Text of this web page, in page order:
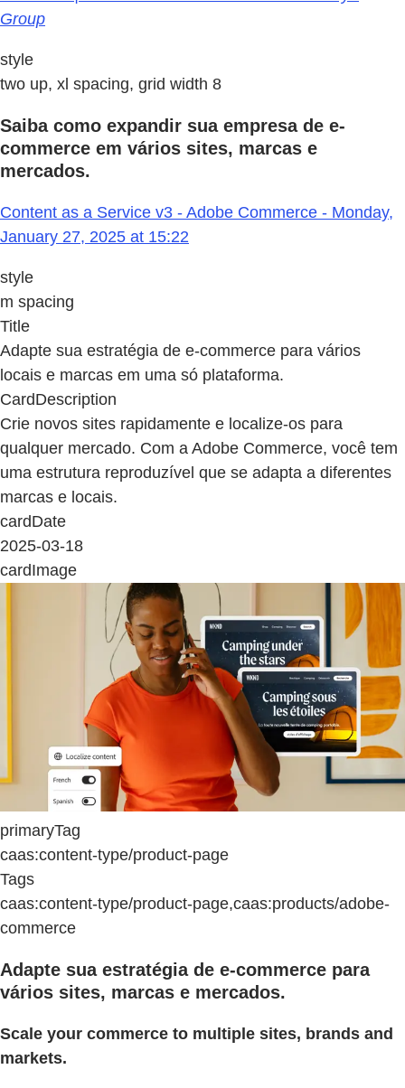
Group
style
two up, xl spacing, grid width 8
Saiba como expandir sua empresa de e-
commerce em vários sites, marcas e
mercados.
Content as a Service v3 - Adobe Commerce - Monday,
January 27, 2025 at 15:22
style
m spacing
Title
Adapte sua estratégia de e-commerce para vários
locais e marcas em uma só plataforma.
CardDescription
Crie novos sites rapidamente e localize-os para
qualquer mercado. Com a Adobe Commerce, você tem
uma estrutura reproduzível que se adapta a diferentes
marcas e locais.
cardDate
2025-03-18
cardImage
primaryTag
caas:content-type/product-page
Tags
caas:content-type/product-page,caas:products/adobe-
commerce
Adapte sua estratégia de e-commerce para
vários sites, marcas e mercados.
Scale your commerce to multiple sites, brands and
markets.